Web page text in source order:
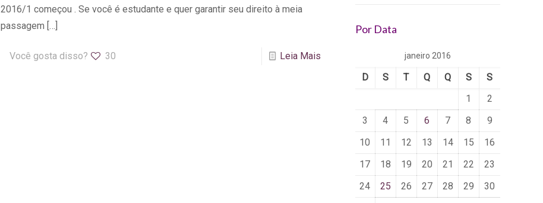
2016/1 começou . Se você é estudante e quer garantir seu direito à meia
passagem […]
Você gosta disso? 30 Leia Mais
Por Data
janeiro 2016
D S T Q Q S
S
1
2
3
4 5 6 7 8
9
10
11 12 13 14 15
16
17
18 19 20 21 22
23
24
25 26 27 28 29
30